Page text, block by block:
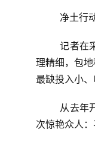
净土行
记者在
理精细，包
最缺投入小、
从去年
次惊艳众人